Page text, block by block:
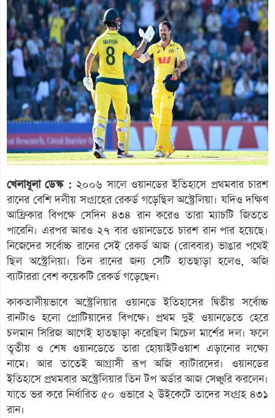
খেলাধূলা ডেস্ক : ২০০৬ সালে ওয়ানডের ইতিহাসে প্রথমবার চারশ
রানের বেশি দলীয় সংগ্রহের রেকর্ড গড়েছিল অস্ট্রেলিয়া। যদিও দক্ষিণ
আফ্রিকার বিপক্ষে সেদিন ৪৩৪ রান করেও তারা ম্যাচটি জিততে
পারেনি। এরপর আরও ২৭ বার ওয়ানডেতে চারশ রান পার হয়েছে।
নিজেদের সর্বোচ্চ রানের সেই রেকর্ড আজ (রোববার) ভাঙার পথেই
ছিল অস্ট্রেলিয়া। তিন রানের জন্য সেটি হাতছাড়া হলেও, অজি
ব্যাটাররা বেশ কয়েকটি রেকর্ড গড়েছেন।
কাকতালীয়ভাবে অস্ট্রেলিয়ার ওয়ানডে ইতিহাসের দ্বিতীয় সর্বোচ্চ
রানটাও হলো প্রোটিয়াদের বিপক্ষে। প্রথম দুই ওয়ানডেতে হেরে
চলমান সিরিজ আগেই হাতছাড়া করেছিল মিচেল মার্শের দল। ফলে
তৃতীয় ও শেষ ওয়ানডেতে তারা হোয়াইটওয়াশ এড়ানোর লক্ষ্যে
নামে। আর তাতেই আগ্রাসী রূপ অজি ব্যাটারদের। ওয়ানডের
ইতিহাসে প্রথমবার অস্ট্রেলিয়ার তিন টপ অর্ডার আজ সেঞ্চুরি করলেন।
যাতে ভর করে নির্ধারিত ৫০ ওভারে ২ উইকেটে তাদের সংগ্রহ ৪৩১
রান।